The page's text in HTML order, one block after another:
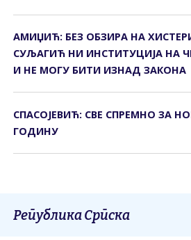
АМИЏИЋ: БЕЗ ОБЗИРА НА
СУЉАГИЋ НИ ИНСTИTУЦИЈА НА
И НЕ МОГУ БИTИ ИЗНАД ЗАКОНА
СПАСОЈЕВИЋ: СВЕ СПРЕМНО ЗА
ГОДИНУ
Република Српска